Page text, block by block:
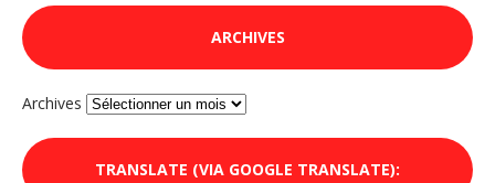
ARCHIVES
Archives
TRANSLATE (VIA GOOGLE TRANSLATE):